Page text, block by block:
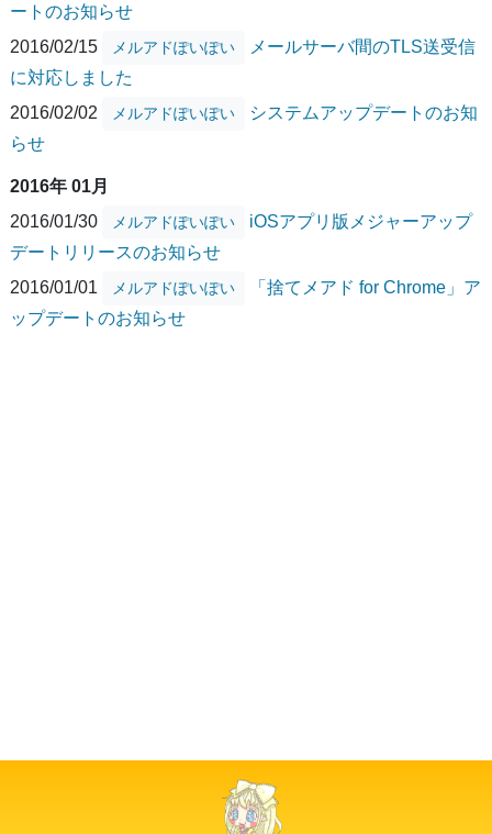
ートのお知らせ
2016/02/15
メルアドぽいぽい
メールサーバ間のTLS送受信
に対応しました
2016/02/02
メルアドぽいぽい
システムアップデートのお知
らせ
2016年 01月
2016/01/30
メルアドぽいぽい
iOSアプリ版メジャーアップ
デートリリースのお知らせ
2016/01/01
メルアドぽいぽい
「捨てメアド for Chrome」ア
ップデートのお知らせ